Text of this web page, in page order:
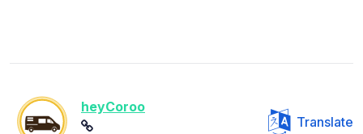
heyCoroo
Translate